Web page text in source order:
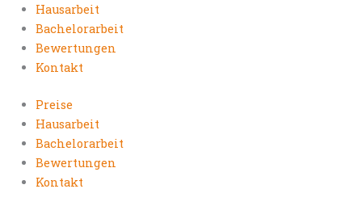
Hausarbeit
Bachelorarbeit
Bewertungen
Kontakt
Preise
Hausarbeit
Bachelorarbeit
Bewertungen
Kontakt